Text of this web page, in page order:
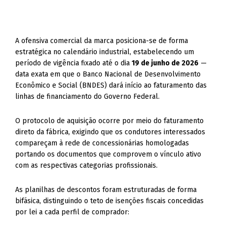
A ofensiva comercial da marca posiciona-se de forma
estratégica no calendário industrial, estabelecendo um
período de vigência fixado até o dia19 de junho de 2026 —
data exata em que o Banco Nacional de Desenvolvimento
Econômico e Social (BNDES) dará início ao faturamento das
linhas de financiamento do Governo Federal.
O protocolo de aquisição ocorre por meio do faturamento
direto da fábrica, exigindo que os condutores interessados
compareçam à rede de concessionárias homologadas
portando os documentos que comprovem o vínculo ativo
com as respectivas categorias profissionais.
As planilhas de descontos foram estruturadas de forma
bifásica, distinguindo o teto de isenções fiscais concedidas
por lei a cada perfil de comprador: